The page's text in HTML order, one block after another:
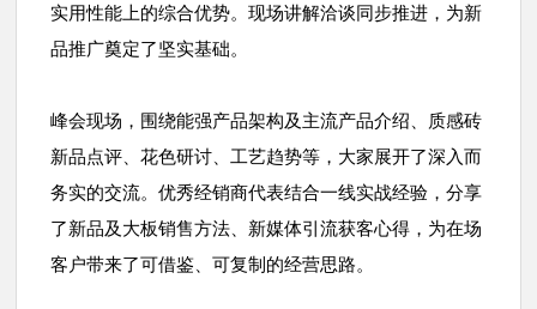
实用性能上的综合优势。现场讲解洽谈同步推进，为新
品推广奠定了坚实基础。
峰会现场，围绕能强产品架构及主流产品介绍、质感砖
新品点评、花色研讨、工艺趋势等，大家展开了深入而
务实的交流。优秀经销商代表结合一线实战经验，分享
了新品及大板销售方法、新媒体引流获客心得，为在场
客户带来了可借鉴、可复制的经营思路。